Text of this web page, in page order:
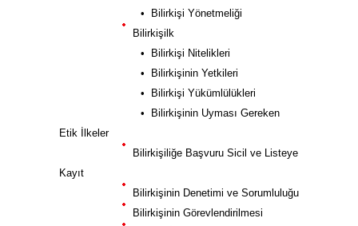
• Bilirkişi Yönetmeliği
Bilirkişilk
• Bilirkişi Nitelikleri
• Bilirkişinin Yetkileri
• Bilirkişi Yükümlülükleri
• Bilirkişinin Uyması Gereken
Etik İlkeler
Bilirkişiliğe Başvuru Sicil ve Listeye
Kayıt
Bilirkişinin Denetimi ve Sorumluluğu
Bilirkişinin Görevlendirilmesi